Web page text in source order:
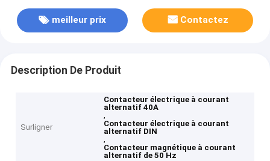
meilleur prix Contactez
Description De Produit
Surligner
Contacteur électrique à courant
alternatif 40A
,
Contacteur électrique à courant
alternatif DIN
,
Contacteur magnétique à courant
alternatif de 50 Hz